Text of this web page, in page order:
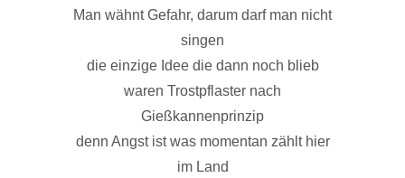
Man wähnt Gefahr, darum darf man nicht
singen
die einzige Idee die dann noch blieb
waren Trostpflaster nach
Gießkannenprinzip
denn Angst ist was momentan zählt hier
im Land